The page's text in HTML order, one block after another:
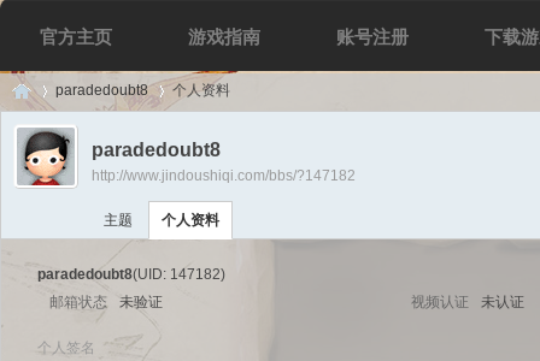
官方主页 游戏指南 账号注册 下载
Di ›
paradedoubt8 个人资料
paradedoubt8
http://www.jindoushiqi.com/bbs/?147182
主题 个人资料
paradedoubt8(UID: 147182)
邮箱状态
未验证 视频认证 未认证
个人签名